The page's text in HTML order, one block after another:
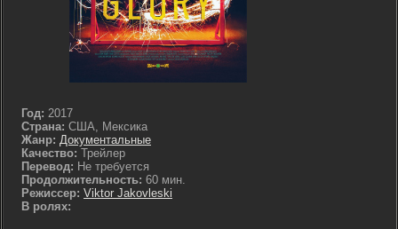
Год: 2017
Страна: США, Мексика
Жанр: Документальные
Качество: Трейлер
Перевод: Не требуется
Продолжительность: 60 мин.
Режиссер: Viktor Jakovleski
В ролях: